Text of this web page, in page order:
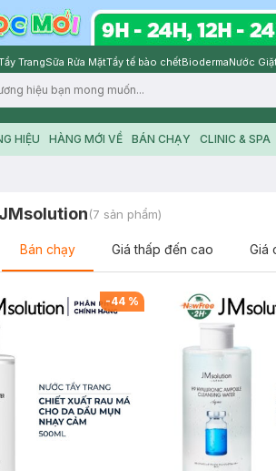
TrangSữa Rửa MặtTẩy tế bào chếtBiodermaNước
HIỆU HÀNG MỚI VỀ BÁN CHẠY CLINIC & SPA
(7 sản phẩm)
Bán chạy Giá thấp đến cao Giá
-44%